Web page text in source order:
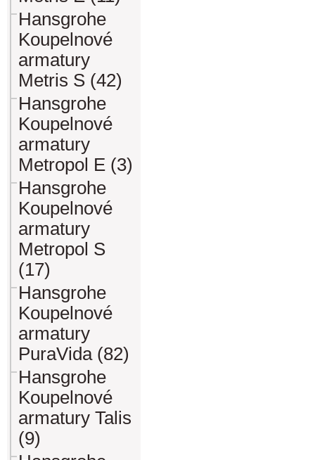
Hansgrohe
Koupelnové
armatury
Metris S (42)
Hansgrohe
Koupelnové
armatury
Metropol E (3)
Hansgrohe
Koupelnové
armatury
Metropol S
(17)
Hansgrohe
Koupelnové
armatury
PuraVida (82)
Hansgrohe
Koupelnové
armatury Talis
(9)